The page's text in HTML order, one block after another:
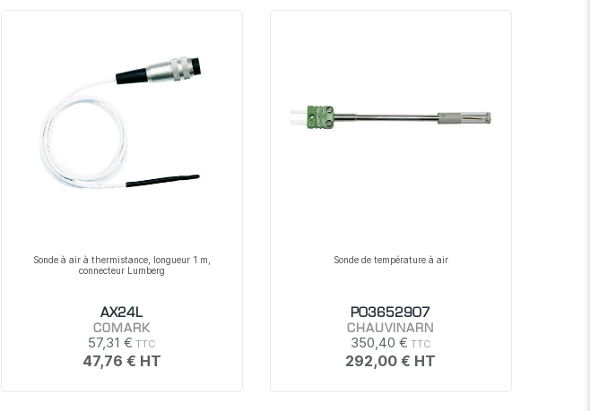
Sonde à air à thermistance, longueur 1 m,
connecteur Lumberg
AX24L
COMARK
57,31 €
47,76 €
Sonde de température à air
P03652907
CHAUVINARN
350,40 €
292,00 €